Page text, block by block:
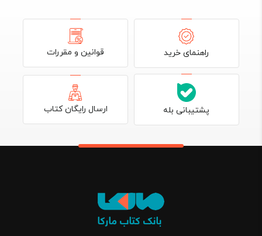
راهنمای خرید قوانین و مقررات
پشتیبانی بله ارسال رایگان کتاب